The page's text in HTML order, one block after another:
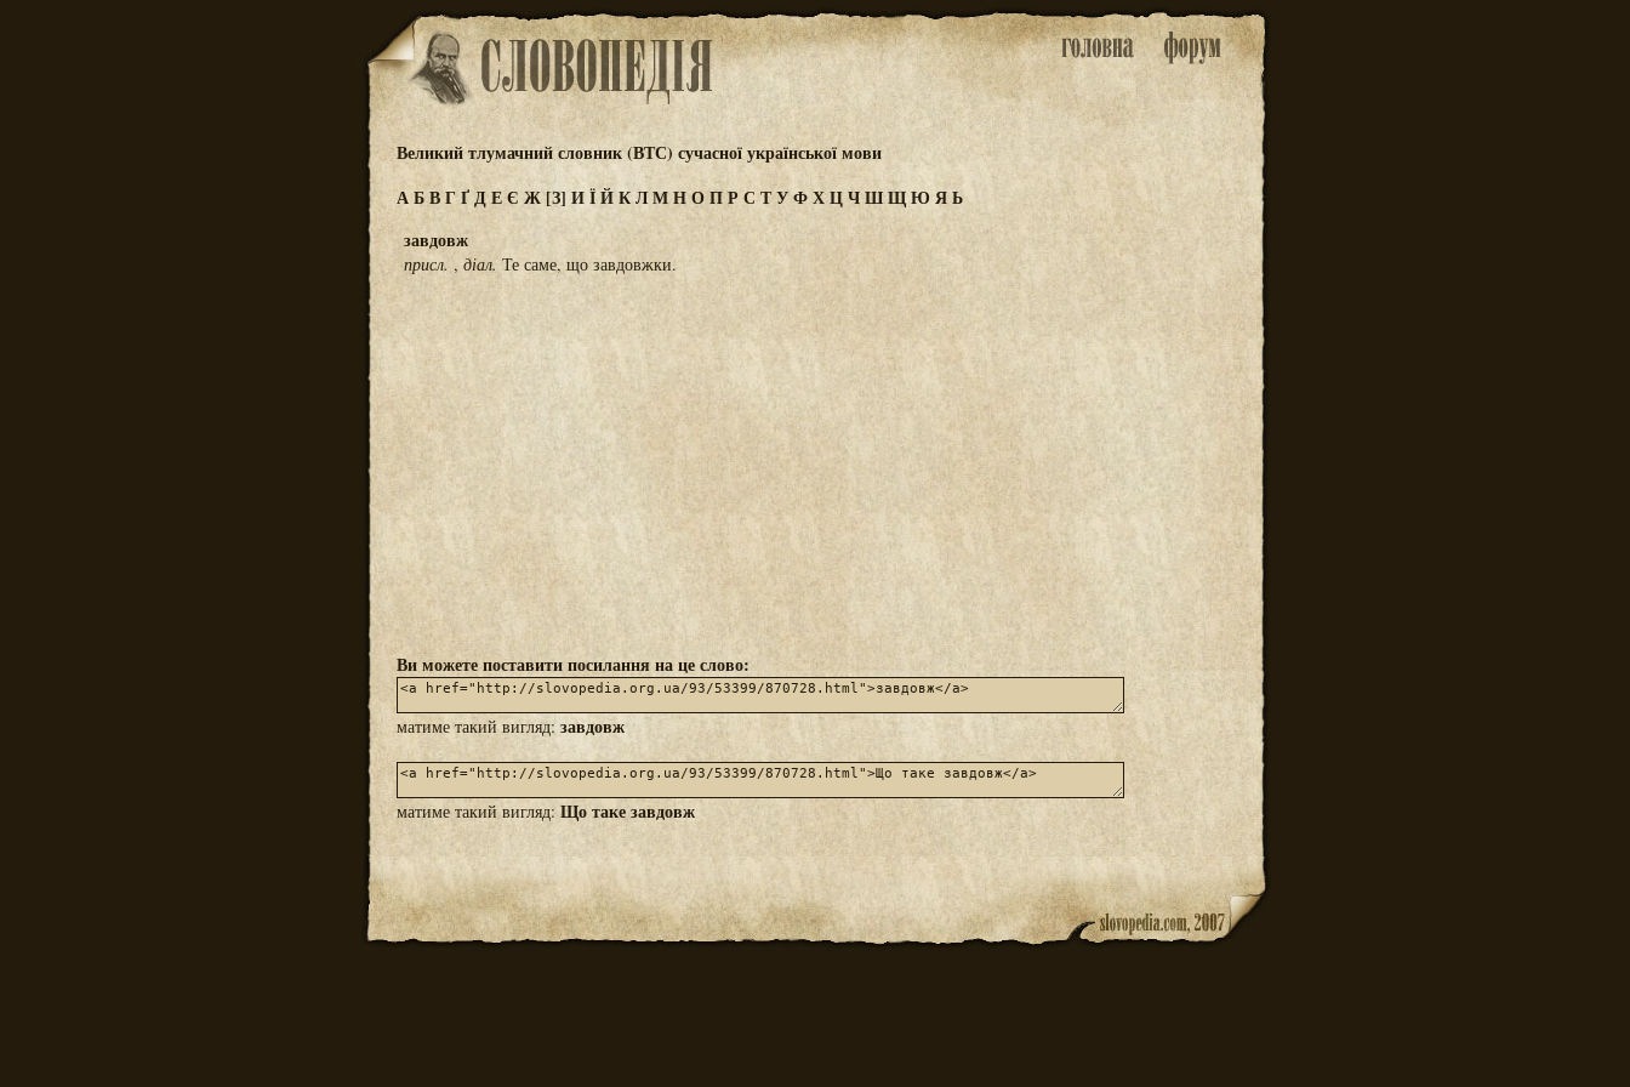
Великий тлумачний словник (ВТС) сучасної української мови
АБВГҐДЕЄ Ж[З] ИЇЙКЛМНОПРС ТУФХЦЧШЩЮ ЯЬ
завдовж
присл. , діал. Те саме, що завдовжки.
Ви можете поставити посилання на це слово:
матиме такий вигляд: завдовж
матиме такий вигляд:Що таке завдовж